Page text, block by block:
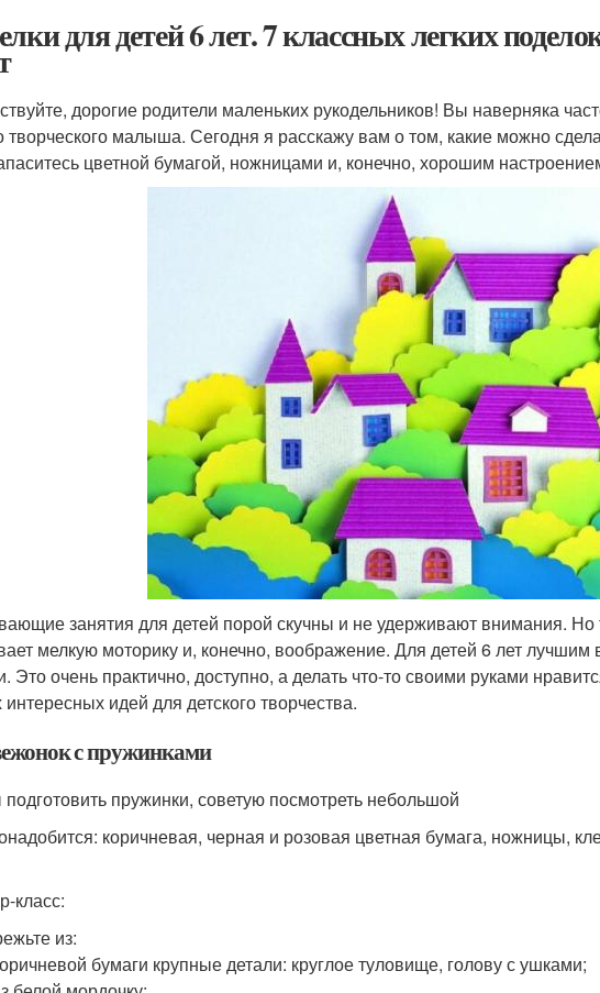
для детей 6 лет. 7 классных легких
дорогие родители маленьких рукодельников! Вы наверняка
творческого малыша. Сегодня я расскажу вам о том, какие можно
цветной бумагой, ножницами и, конечно, хорошим
занятия для детей порой скучны и не удерживают внимания. Но
мелкую моторику и, конечно, воображение. Для детей 6 лет лучшим
Это очень практично, доступно, а делать что-то своими руками
идей для детского творчества.
с пружинками
пружинки, советую посмотреть небольшой
коричневая, черная и розовая цветная бумага, ножницы,
класс:
из:
бумаги крупные детали: круглое туловище, голову с ушками;